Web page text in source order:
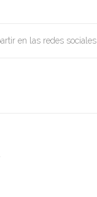
en las redes sociales